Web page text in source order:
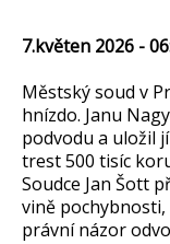
7.květen 2026 -
Městský soud v
hnízdo. Janu
podvodu a uložil
trest 500 tisíc
Soudce Jan Šott
vině
právní názor